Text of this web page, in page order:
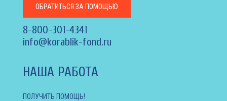
ОБРАТИТЬСЯ ЗА ПОМОЩЬЮ
8-800-301-4341
info@korablik-fond.ru
НАША РАБОТА
ПОЛУЧИТЬ ПОМОЩЬ!